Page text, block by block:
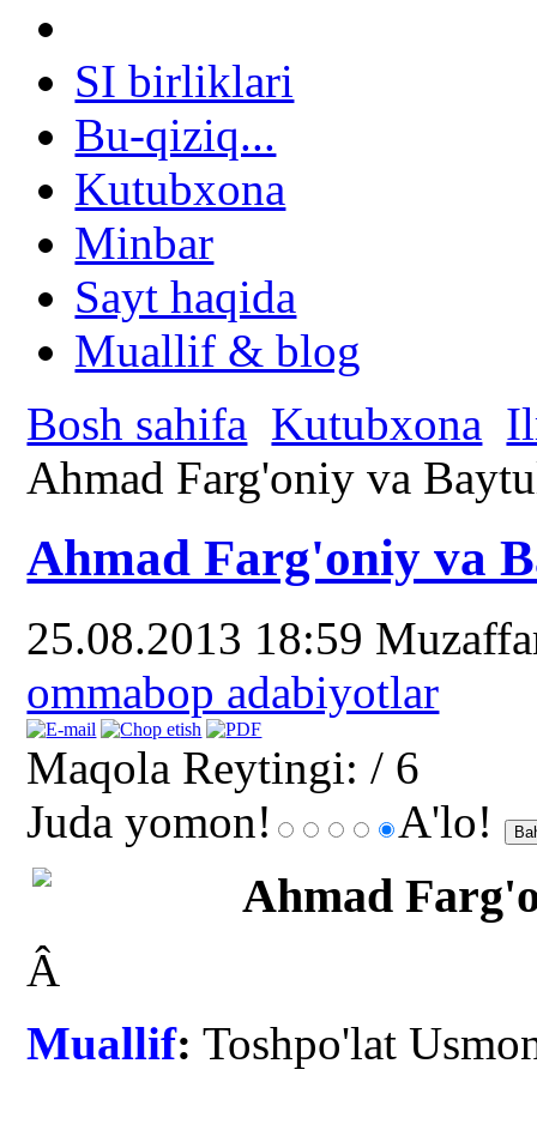
SI birliklari
Bu-qiziq...
Kutubxona
Minbar
Sayt haqida
Muallif & blog
Bosh sahifa Kutubxona
Ahmad Farg'oniy va
Ahmad Farg'oniy va
25.08.2013 18:59
ommabop adabiyotlar
Maqola Reytingi: / 6
Juda yomon!
A'lo!
Ahmad
Â
Muallif: Toshpo'lat